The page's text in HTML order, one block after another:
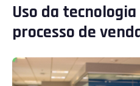
Uso da
processo de